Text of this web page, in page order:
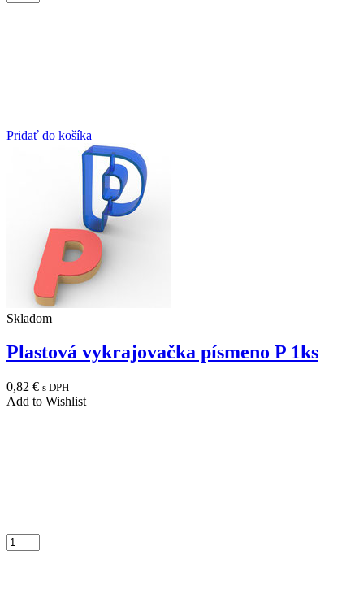
Pridať do košíka
Skladom
Plastová vykrajovačka písmeno P 1ks
0,82 € s DPH
Add to Wishlist